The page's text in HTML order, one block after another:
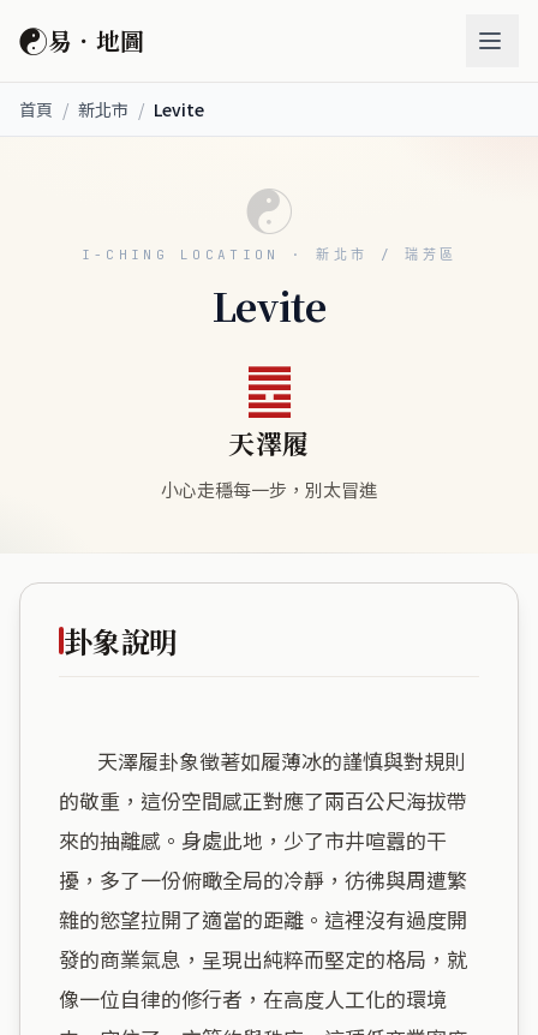
☯易．地圖
首頁 / 新北市 / Levite
☯
I-CHING LOCATION · 新北市 / 瑞芳區
Levite
䷉
天澤履
小心走穩每一步，別太冒進
卦象說明
的敬重，這份空間感正對應了兩百公尺海拔帶
來的抽離感。身處此地，少了市井喧囂的干
擾，多了一份俯瞰全局的冷靜，彷彿與周遭繁
雜的慾望拉開了適當的距離。這裡沒有過度開
發的商業氣息，呈現出純粹而堅定的格局，就
像一位自律的修行者，在高度人工化的環境